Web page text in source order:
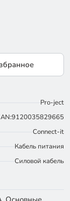
Pro-ject
Connect-it
Кабель питания
Силовой кабель